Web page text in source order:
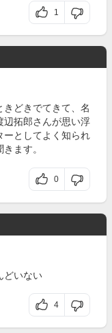
1
どきでてきて、名
辺拓郎さんが思い浮
ーとしてよく知られ
ます。
0
どいない
4